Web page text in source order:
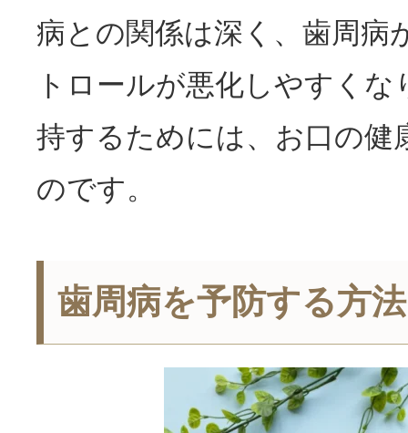
病との関係は深く、歯周病
トロールが悪化しやすく
持するためには、お口の健
のです。
歯周病を予防する方法